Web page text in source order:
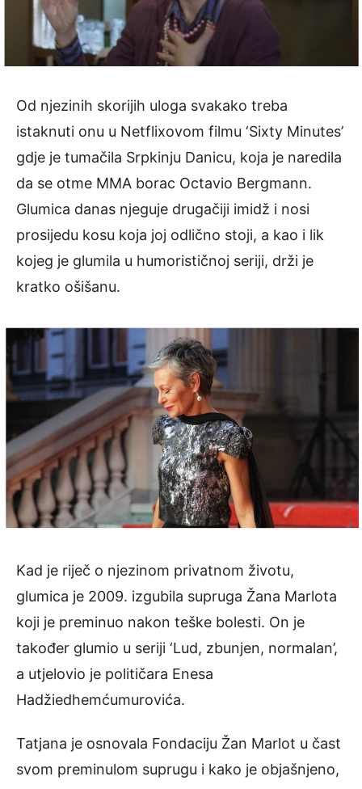
Od njezinih skorijih uloga svakako treba
istaknuti onu u Netflixovom filmu ‘Sixty Minutes’
gdje je tumačila Srpkinju Danicu, koja je naredila
da se otme MMA borac Octavio Bergmann.
Glumica danas njeguje drugačiji imidž i nosi
prosijedu kosu koja joj odlično stoji, a kao i lik
kojeg je glumila u humorističnoj seriji, drži je
kratko ošišanu.
Kad je riječ o njezinom privatnom životu,
glumica je 2009. izgubila supruga Žana Marlota
koji je preminuo nakon teške bolesti. On je
također glumio u seriji ‘Lud, zbunjen, normalan’,
a utjelovio je političara Enesa
Hadžiedhemćumurovića.
Tatjana je osnovala Fondaciju Žan Marlot u čast
svom preminulom suprugu i kako je objašnjeno,